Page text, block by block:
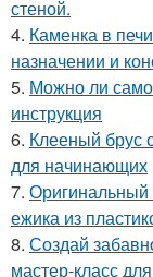
стеной.
4. Каменка в
назначении и
5. Можно ли
инструкция
6. Клееный брус
для начинающих
7. Оригинальный
ежика из
8. Создай
мастер-класс